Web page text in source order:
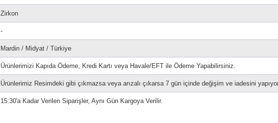
Zirkon
-
Mardin / Midyat / Türkiye
Ürünlerimizi Kapıda Ödeme, Kredi Kartı veya Havale/EFT ile Ödeme Yapabilirsiniz.
Ürünlerimiz Resimdeki gibi çıkmazsa veya arızalı çıkarsa 7 gün içinde değişim ve iadesini
15:30'a Kadar Verilen Siparişler, Aynı Gün Kargoya Verilir.